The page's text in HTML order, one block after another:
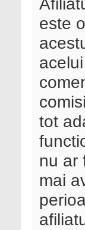
este
tot
nu ar
mai